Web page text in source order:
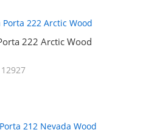
222 Arctic Wood
12927